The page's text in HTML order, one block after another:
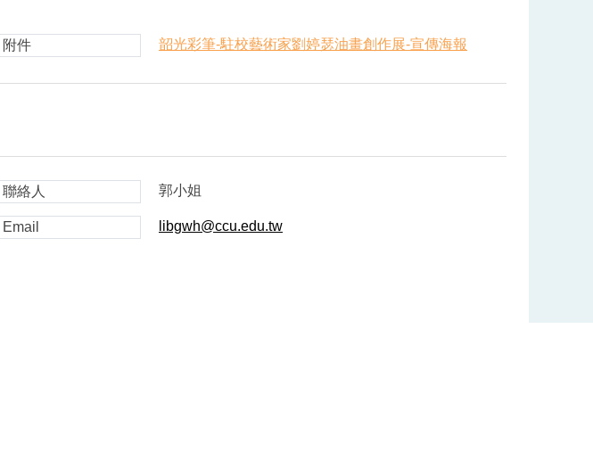
附件 韶光彩筆-駐校藝術家劉婷瑟油畫創作展-宣傳海報
聯絡人 郭小姐
Email libgwh@ccu.edu.tw